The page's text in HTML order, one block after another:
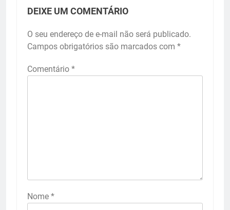
DEIXE UM COMENTÁRIO
O seu endereço de e-mail não será publicado.
Campos obrigatórios são marcados com *
Comentário *
Nome *